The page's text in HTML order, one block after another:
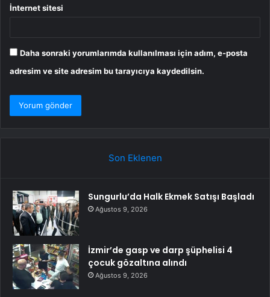
İnternet sitesi
Daha sonraki yorumlarımda kullanılması için adım, e-posta
adresim ve site adresim bu tarayıcıya kaydedilsin.
Son Eklenen
Sungurlu’da Halk Ekmek Satışı Başladı
Ağustos 9, 2026
İzmir’de gasp ve darp şüphelisi 4
çocuk gözaltına alındı
Ağustos 9, 2026